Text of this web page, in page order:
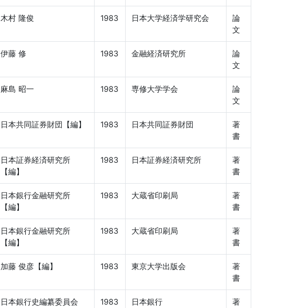
木村 隆俊 1983 日本大学経済学研究会
論
文
伊藤 修 1983 金融経済研究所
論
文
麻島 昭一 1983 専修大学学会
論
文
日本共同証券財団【編】 1983 日本共同証券財団
著
書
日本証券経済研究所
【編】
1983 日本証券経済研究所
著
書
日本銀行金融研究所
【編】
1983 大蔵省印刷局
著
書
日本銀行金融研究所
【編】
1983 大蔵省印刷局
著
書
加藤 俊彦【編】 1983 東京大学出版会
著
書
日本銀行史編纂委員会
1983 日本銀行
著